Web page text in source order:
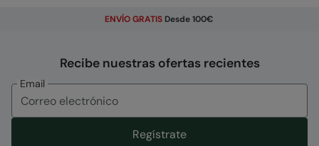
ENVÍO GRATISDesde 100€
Recibe nuestras ofertas recientes
Email
Regístrate